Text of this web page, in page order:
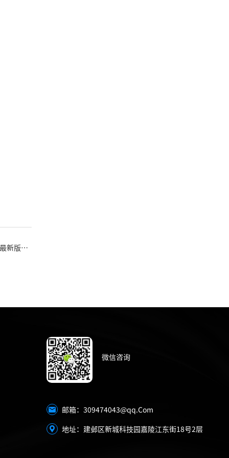
新版下
微信咨询
邮箱： 309474043@qq.Com
地址：建邺区新城科技园嘉陵江东街18号2层